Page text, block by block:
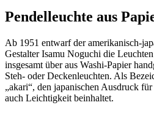
Pendelleuchte aus
Ab 1951 entwarf der amerikanisch-
Gestalter Isamu Noguchi die
insgesamt über aus Washi-Papier
Steh- oder Deckenleuchten. Als
„akari“, den japanischen Ausdruck
auch Leichtigkeit beinhaltet.